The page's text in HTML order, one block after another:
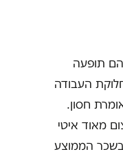
הם תופעה
העבודה
חסון.
מאוד איטי
הממוצע